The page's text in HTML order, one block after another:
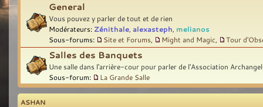
General
Vous pouvez y parler de tout et de rien
Modérateurs: Zénithale alexasteph melianos
Sous-forums:
Site et Forums Might and Magic Tour
Salles des Banquets
Une salle dans l'arrière-cour pour parler de l'Association
Sous-forum:
La Grande Salle
ASHAN